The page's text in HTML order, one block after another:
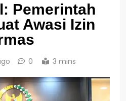
Pemerintah
Awasi Izin
0 3 mins